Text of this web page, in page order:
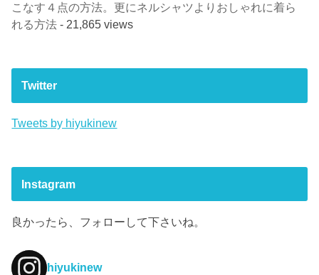
こなす４点の方法。更にネルシャツよりおしゃれに着ら
れる方法 - 21,865 views
Twitter
Tweets by hiyukinew
Instagram
良かったら、フォローして下さいね。
hiyukinew